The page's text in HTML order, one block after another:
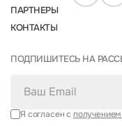
ПАРТНЕРЫ
КОНТАКТЫ
ПОДПИШИТЕСЬ НА
Я согласен с